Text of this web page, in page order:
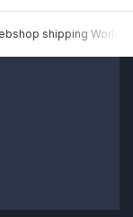
shipping